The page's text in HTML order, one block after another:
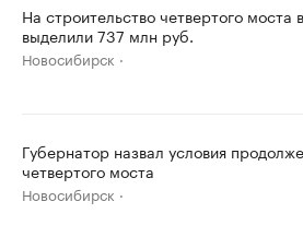
На строительство четвертого моста
выделили 737 млн руб.
Новосибирск
Губернатор назвал условия
четвертого моста
Новосибирск